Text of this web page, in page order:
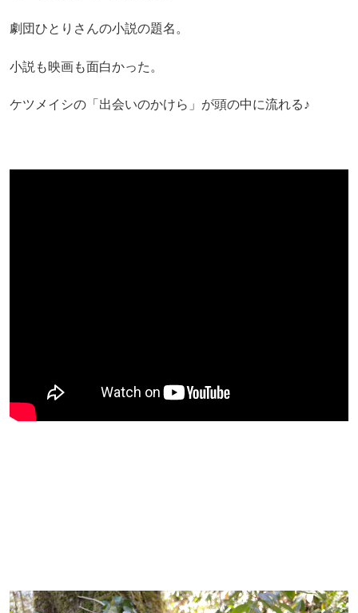
劇団ひとりさんの小説の題名。
小説も映画も面白かった。
ケツメイシの「出会いのかけら」が頭の中に流れる♪